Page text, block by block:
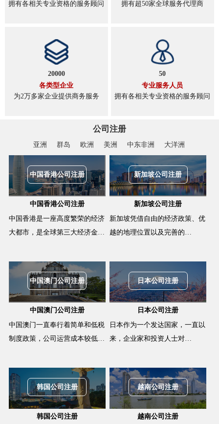
拥有各相关专业资格的服务顾问
拥有超50家全球服务代理商
20000
各类型企业
为2万多家企业提供商务服务
50
专业服务人员
拥有各相关专业资格的服务顾问
公司注册
亚洲 群岛 欧洲 美洲 中东非洲 大洋洲
中国香港公司注册
中国香港公司注册
中国香港是一座高度繁荣的经济
大都市，是全球第三大经济金…
新加坡公司注册
新加坡公司注册
新加坡凭借自由的经济政策、优
越的地理位置以及完善的…
中国澳门公司注册
中国澳门公司注册
中国澳门一直奉行着简单和低税
制度政策，公司运营成本较低…
日本公司注册
日本公司注册
日本作为一个发达国家，一直以
来，企业家和投资人士对…
韩国公司注册
韩国公司注册
越南公司注册
越南公司注册